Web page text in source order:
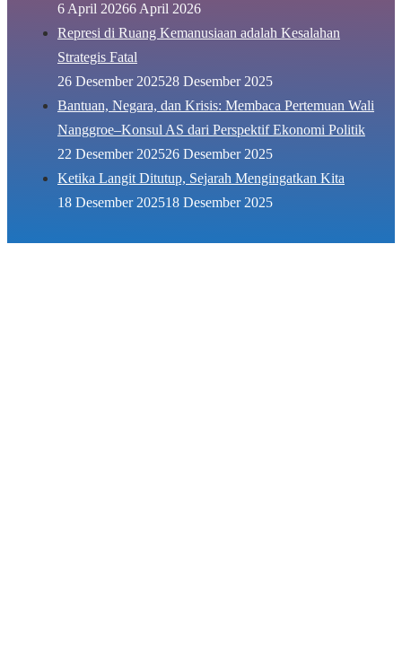
6 April 20266 April 2026
Represi di Ruang Kemanusiaan adalah Kesalahan
Strategis Fatal
26 Desember 202528 Desember 2025
Bantuan, Negara, dan Krisis: Membaca Pertemuan Wali
Nanggroe–Konsul AS dari Perspektif Ekonomi Politik
22 Desember 202526 Desember 2025
Ketika Langit Ditutup, Sejarah Mengingatkan Kita
18 Desember 202518 Desember 2025